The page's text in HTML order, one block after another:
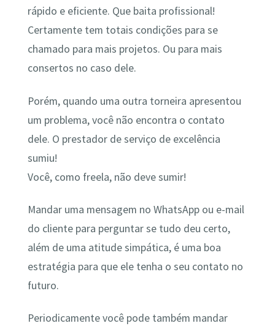
rápido e eficiente. Que baita profissional!
Certamente tem totais condições para se
chamado para mais projetos. Ou para mais
consertos no caso dele.
Porém, quando uma outra torneira apresentou
um problema, você não encontra o contato
dele. O prestador de serviço de excelência
sumiu!
Você, como freela, não deve sumir!
Mandar uma mensagem no WhatsApp ou e-mail
do cliente para perguntar se tudo deu certo,
além de uma atitude simpática, é uma boa
estratégia para que ele tenha o seu contato no
futuro.
Periodicamente você pode também mandar